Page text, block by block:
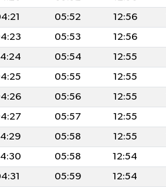
05:52 12:56
05:53 12:56
05:54 12:55
05:55 12:55
05:56 12:55
05:57 12:55
05:58 12:55
05:58 12:54
05:59 12:54